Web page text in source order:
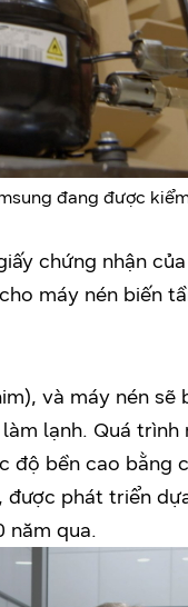
đang được
chứng nhận
máy nén biến
và máy nén
lạnh. Quá
bền cao bằng
phát triển
năm qua.